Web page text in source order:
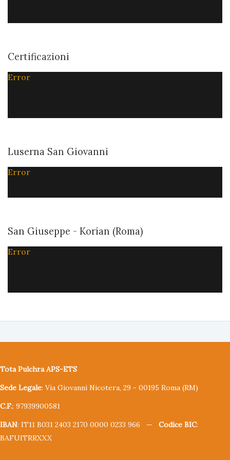
Certificazioni
Error
Luserna San Giovanni
Error
San Giuseppe - Korian (Roma)
Error
Tota Pulchra APS-ETS
Sede Legale: Via Giovanni Nicotera, 29 - 00195 Roma (RM)
C.F.: 97939900581
IBAN: IT11 B031 2403 2170 0000 0233 966 — Codice BIC:
BAFUITRRXXX